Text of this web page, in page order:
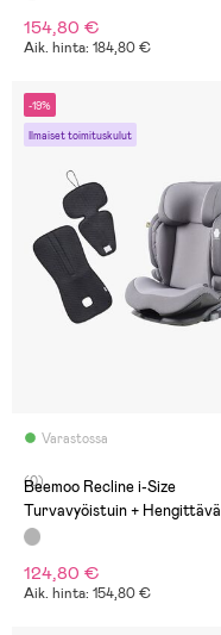
154,80 €
Aik. hinta: 184,80 €
-19%
Ilmaiset toimituskulut
Varastossa
(0)
Beemoo Recline i-Size
Turvavyöistuin + Hengittävä
Istuinpehmuste, Mineral
124,80 €
Aik. hinta: 154,80 €